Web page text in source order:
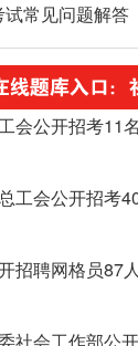
常见问题解答
会公开招考11
工会公开招考
招聘网格员87